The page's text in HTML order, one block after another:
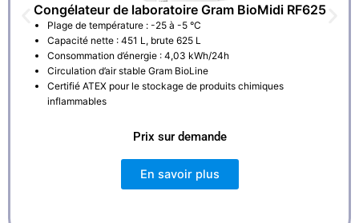
Congélateur de laboratoire Gram BioMidi RF625
Plage de température : -25 à -5 °C
Capacité nette : 451 L, brute 625 L
Consommation d’énergie : 4,03 kWh/24h
Circulation d’air stable Gram BioLine
Certifié ATEX pour le stockage de produits chimiques
inflammables
Prix sur demande
En savoir plus